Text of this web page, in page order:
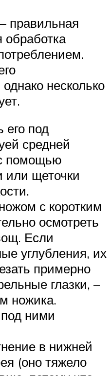
правильная
обработка
несколько
под
средней
помощью
или щеточки
с коротким
осмотреть
Если
углубления, их
примерно
глазки, –
ножика.
ними
в нижней
(оно тяжело